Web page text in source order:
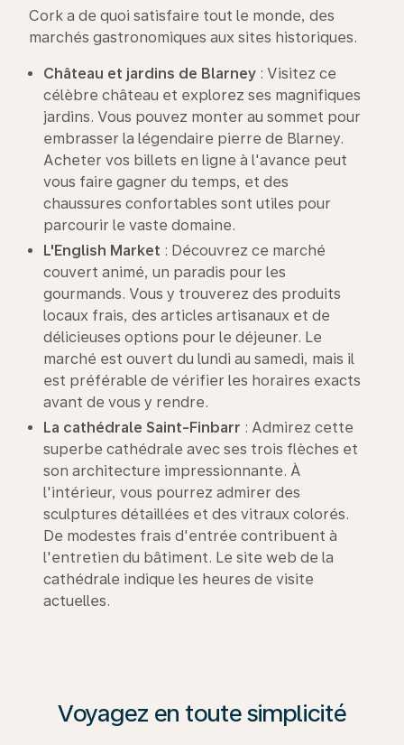
Cork a de quoi satisfaire tout le monde, des
marchés gastronomiques aux sites historiques.
Château et jardins de Blarney : Visitez ce
célèbre château et explorez ses magnifiques
jardins. Vous pouvez monter au sommet pour
embrasser la légendaire pierre de Blarney.
Acheter vos billets en ligne à l'avance peut
vous faire gagner du temps, et des
chaussures confortables sont utiles pour
parcourir le vaste domaine.
L'English Market : Découvrez ce marché
couvert animé, un paradis pour les
gourmands. Vous y trouverez des produits
locaux frais, des articles artisanaux et de
délicieuses options pour le déjeuner. Le
marché est ouvert du lundi au samedi, mais il
est préférable de vérifier les horaires exacts
avant de vous y rendre.
La cathédrale Saint-Finbarr : Admirez cette
superbe cathédrale avec ses trois flèches et
son architecture impressionnante. À
l'intérieur, vous pourrez admirer des
sculptures détaillées et des vitraux colorés.
De modestes frais d'entrée contribuent à
l'entretien du bâtiment. Le site web de la
cathédrale indique les heures de visite
actuelles.
Voyagez en toute simplicité